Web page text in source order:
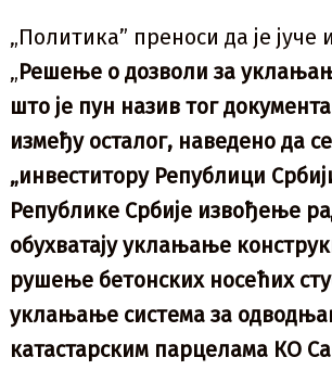
„Политика” преноси да је јуче
„Решење о дозволи за
што је пун назив тог документа
између осталог, наведено да
„инвеститору Републици
Републике Србије извођење
обухватају уклањање
рушење бетонских носећих
уклањање система за
катастарским парцелама КО